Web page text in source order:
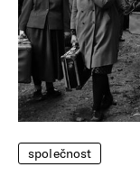
společnost